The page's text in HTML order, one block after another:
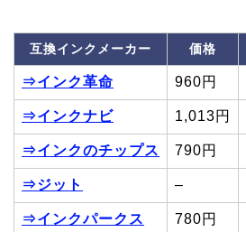
互換インクメーカー 価格
⇒インク革命 960円
⇒インクナビ 1,013円
⇒インクのチップス 790円
⇒ジット –
⇒インクパークス 780円